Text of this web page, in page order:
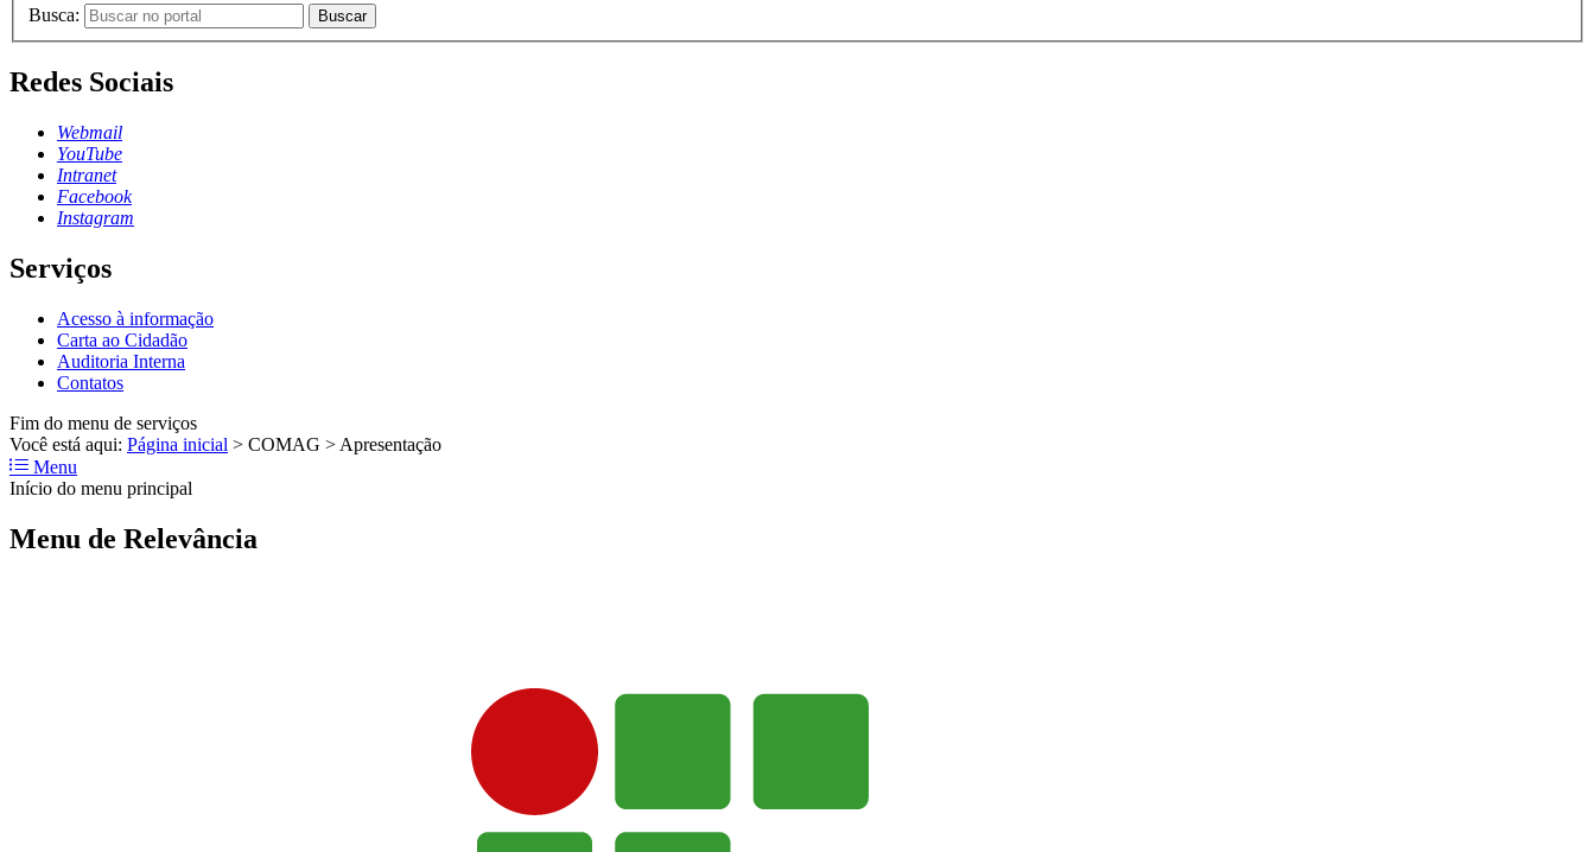
Busca: Buscar
Redes Sociais
Webmail
YouTube
Intranet
Facebook
Instagram
Serviços
Acesso à informação
Carta ao Cidadão
Auditoria Interna
Contatos
Fim do menu de serviços
Você está aqui: Página inicial > COMAG > Apresentação
Menu
Início do menu principal
Menu de Relevância